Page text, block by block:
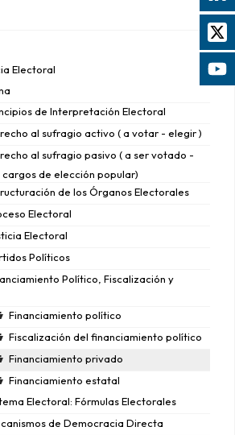
Electoral
de Interpretación Electoral
al sufragio activo ( a votar - elegir )
al sufragio pasivo ( a ser votado -
de elección popular)
de los Órganos Electorales
Electoral
Electoral
Políticos
Político, Fiscalización y
Financiamiento político
Fiscalización del financiamiento político
Financiamiento privado
Financiamiento estatal
Electoral: Fórmulas Electorales
de Democracia Directa